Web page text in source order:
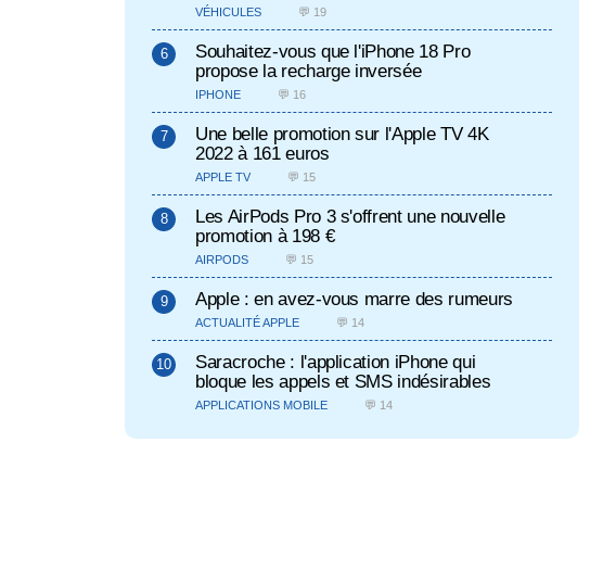
VÉHICULES 💬 19
Souhaitez-vous que l'iPhone 18 Pro
propose la recharge inversée
IPHONE 💬 16
Une belle promotion sur l'Apple TV 4K
2022 à 161 euros
APPLE TV 💬 15
Les AirPods Pro 3 s'offrent une nouvelle
promotion à 198 €
AIRPODS 💬 15
Apple : en avez-vous marre des rumeurs
ACTUALITÉ APPLE 💬 14
Saracroche : l'application iPhone qui
bloque les appels et SMS indésirables
APPLICATIONS MOBILE 💬 14